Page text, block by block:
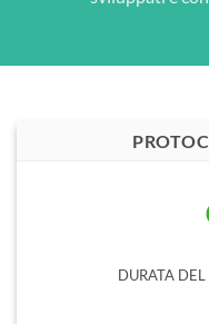
DURATA